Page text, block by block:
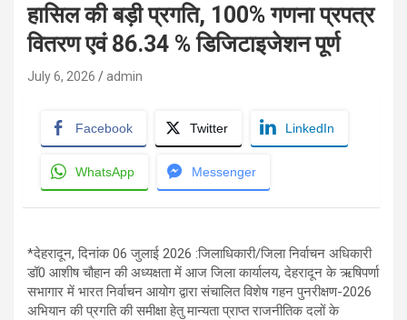
हासिल की बड़ी प्रगति, 100% गणना प्रपत्र
वितरण एवं 86.34 % डिजिटाइजेशन पूर्ण
July 6, 2026 admin
Facebook Twitter LinkedIn
WhatsApp Messenger
*देहरादून, दिनांक 06 जुलाई 2026 :जिलाधिकारी/जिला निर्वाचन अधिकारी
डॉ0 आशीष चौहान की अध्यक्षता में आज जिला कार्यालय, देहरादून के ऋषिपर्णा
सभागार में भारत निर्वाचन आयोग द्वारा संचालित विशेष गहन पुनरीक्षण-2026
अभियान की प्रगति की समीक्षा हेतु मान्यता प्राप्त राजनीतिक दलों के